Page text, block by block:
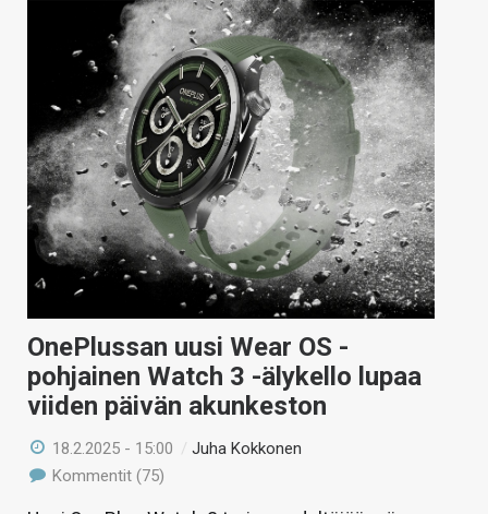
OnePlussan uusi Wear OS -
pohjainen Watch 3 -älykello lupaa
viiden päivän akunkeston
18.2.2025 - 15:00 /Juha Kokkonen
Kommentit (75)